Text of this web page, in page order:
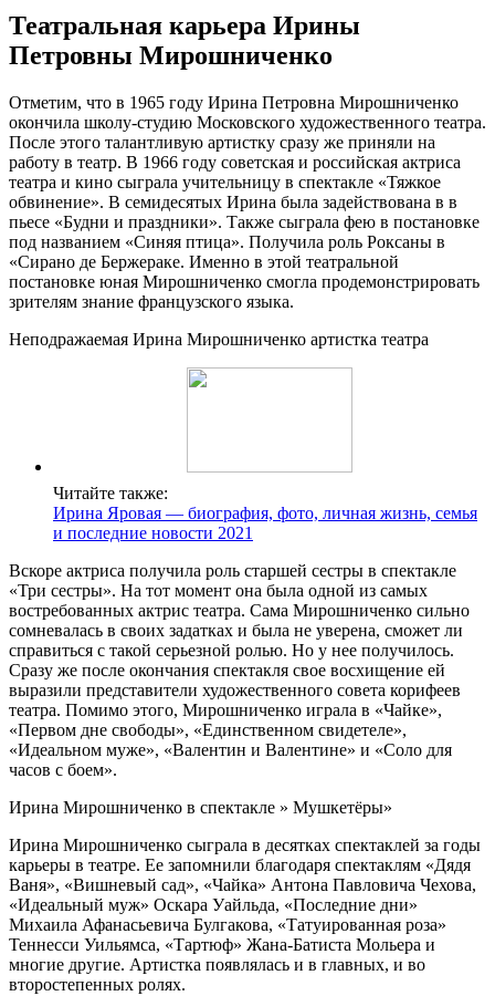
Театральная карьера Ирины
Петровны Мирошниченко
Отметим, что в 1965 году Ирина Петровна Мирошниченко
окончила школу-студию Московского художественного театра.
После этого талантливую артистку сразу же приняли на
работу в театр. В 1966 году советская и российская актриса
театра и кино сыграла учительницу в спектакле «Тяжкое
обвинение». В семидесятых Ирина была задействована в в
пьесе «Будни и праздники». Также сыграла фею в постановке
под названием «Синяя птица». Получила роль Роксаны в
«Сирано де Бержераке. Именно в этой театральной
постановке юная Мирошниченко смогла продемонстрировать
зрителям знание французского языка.
Неподражаемая Ирина Мирошниченко артистка театра
Читайте также:
Ирина Яровая — биография, фото, личная жизнь, семья
и последние новости 2021
Вскоре актриса получила роль старшей сестры в спектакле
«Три сестры». На тот момент она была одной из самых
востребованных актрис театра. Сама Мирошниченко сильно
сомневалась в своих задатках и была не уверена, сможет ли
справиться с такой серьезной ролью. Но у нее получилось.
Сразу же после окончания спектакля свое восхищение ей
выразили представители художественного совета корифеев
театра. Помимо этого, Мирошниченко играла в «Чайке»,
«Первом дне свободы», «Единственном свидетеле»,
«Идеальном муже», «Валентин и Валентине» и «Соло для
часов с боем».
Ирина Мирошниченко в спектакле » Мушкетёры»
Ирина Мирошниченко сыграла в десятках спектаклей за годы
карьеры в театре. Ее запомнили благодаря спектаклям «Дядя
Ваня», «Вишневый сад», «Чайка» Антона Павловича Чехова,
«Идеальный муж» Оскара Уайльда, «Последние дни»
Михаила Афанасьевича Булгакова, «Татуированная роза»
Теннесси Уильямса, «Тартюф» Жана-Батиста Мольера и
многие другие. Артистка появлялась и в главных, и во
второстепенных ролях.